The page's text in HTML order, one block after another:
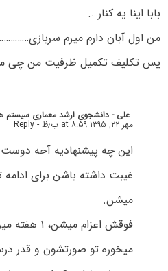
بابا اینا یه کنار….
من اول آبان دارم میرم
پس تکلیف تکمیل ظرفیت من چی
علی - دانشجوی ارشد معماری سیستم
مهر ۲۲, ۱۳۹۵ at ۸:۵۹ ب٫ظ - Reply
غیبت داشته باشن برای
میشن.
فوقش اعزام
میخوره تو صورتشون و قدر